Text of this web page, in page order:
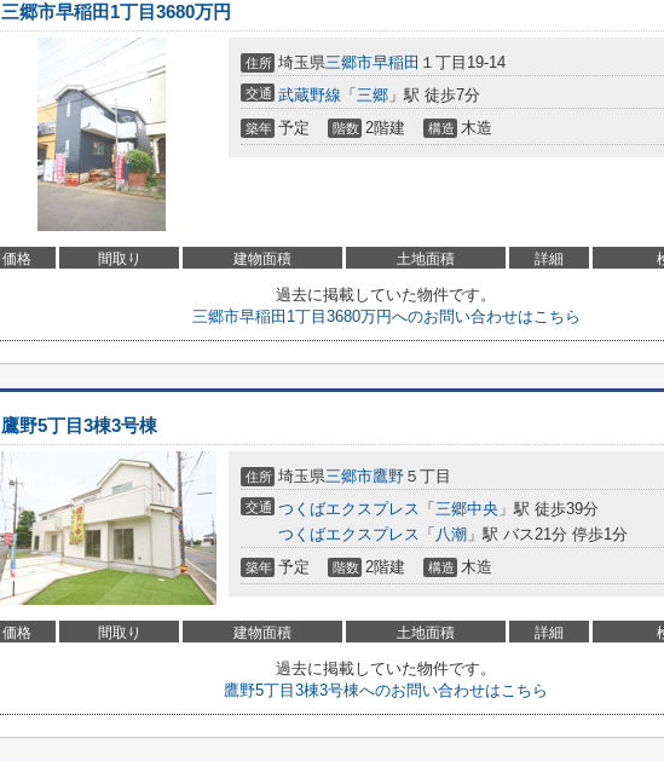
三郷市早稲田1丁目3680万円
住所 埼玉県三郷市早稲田 １丁目19-14
交通 武蔵野線 「 三郷 」駅 徒歩7分
築年 予定 階数 2階建 構造 木造
価格 間取り 建物面積 土地面積 詳細
過去に掲載していた物件です。
三郷市早稲田1丁目3680万円へのお問い合わせはこちら
鷹野5丁目3棟3号棟
住所 埼玉県三郷市鷹野 ５丁目
交通 つくばエクスプレス 「 三郷中央 」駅 徒歩39分
つくばエクスプレス 「 八潮 」駅 バス21分 停歩1分
築年 予定 階数 2階建 構造 木造
価格 間取り 建物面積 土地面積 詳細
過去に掲載していた物件です。
鷹野5丁目3棟3号棟へのお問い合わせはこちら